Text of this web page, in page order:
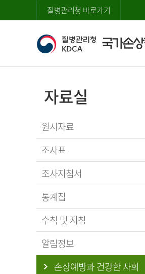
질병관리청 바로가기
자료실
원시자료
조사표
조사지침서
통계집
수칙 및 지침
알림정보
손상예방과 건강한 사회